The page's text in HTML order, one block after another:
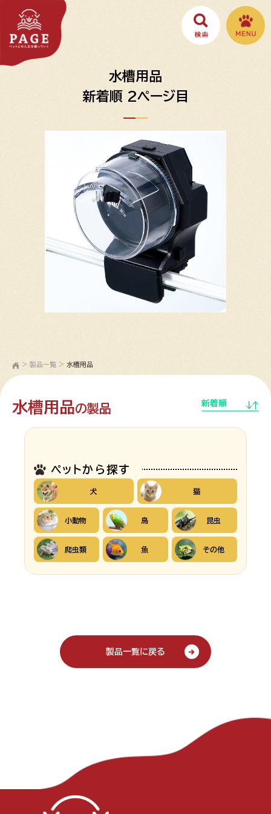
水槽用品
新着順 2ページ目
> 製品一覧 > 水槽用品
水槽用品の製品 新着順
ペットから探す
犬 猫
小動物 鳥 昆虫
爬虫類 魚 その他
製品一覧に戻る